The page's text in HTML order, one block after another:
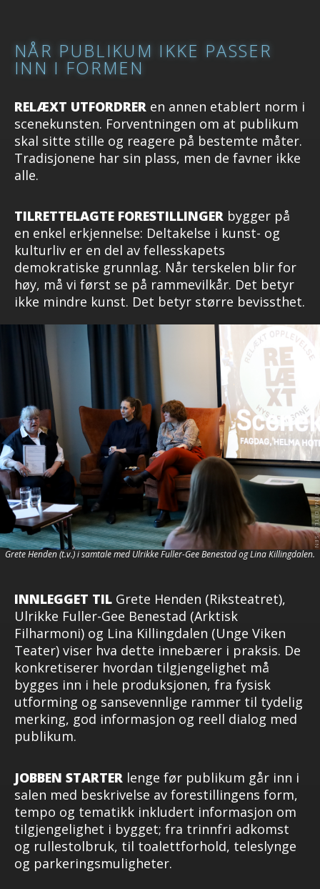
NÅR PUBLIKUM IKKE PASSER
INN I FORMEN
RELÆXT UTFORDRER en annen etablert norm i
scenekunsten. Forventningen om at publikum
skal sitte stille og reagere på bestemte måter.
Tradisjonene har sin plass, men de favner ikke
alle.
TILRETTELAGTE FORESTILLINGER bygger på
en enkel erkjennelse: Deltakelse i kunst- og
kulturliv er en del av fellesskapets
demokratiske grunnlag. Når terskelen blir for
høy, må vi først se på rammevilkår. Det betyr
ikke mindre kunst. Det betyr større bevissthet.
Grete Henden (t.v.) i samtale med Ulrikke Fuller-Gee Benestad og Lina Killingdalen.
INNLEGGET TIL Grete Henden (Riksteatret),
Ulrikke Fuller-Gee Benestad (Arktisk
Filharmoni) og Lina Killingdalen (Unge Viken
Teater) viser hva dette innebærer i praksis. De
konkretiserer hvordan tilgjengelighet må
bygges inn i hele produksjonen, fra fysisk
utforming og sansevennlige rammer til tydelig
merking, god informasjon og reell dialog med
publikum.
JOBBEN STARTER lenge før publikum går inn i
salen med beskrivelse av forestillingens form,
tempo og tematikk inkludert informasjon om
tilgjengelighet i bygget; fra trinnfri adkomst
og rullestolbruk, til toalettforhold, teleslynge
og parkeringsmuligheter.